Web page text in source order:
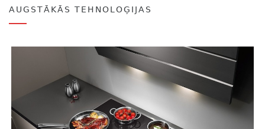
AUGSTĀKĀS TEHNOLOĢIJAS